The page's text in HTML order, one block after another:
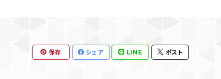
保存 シェア LINE ポスト